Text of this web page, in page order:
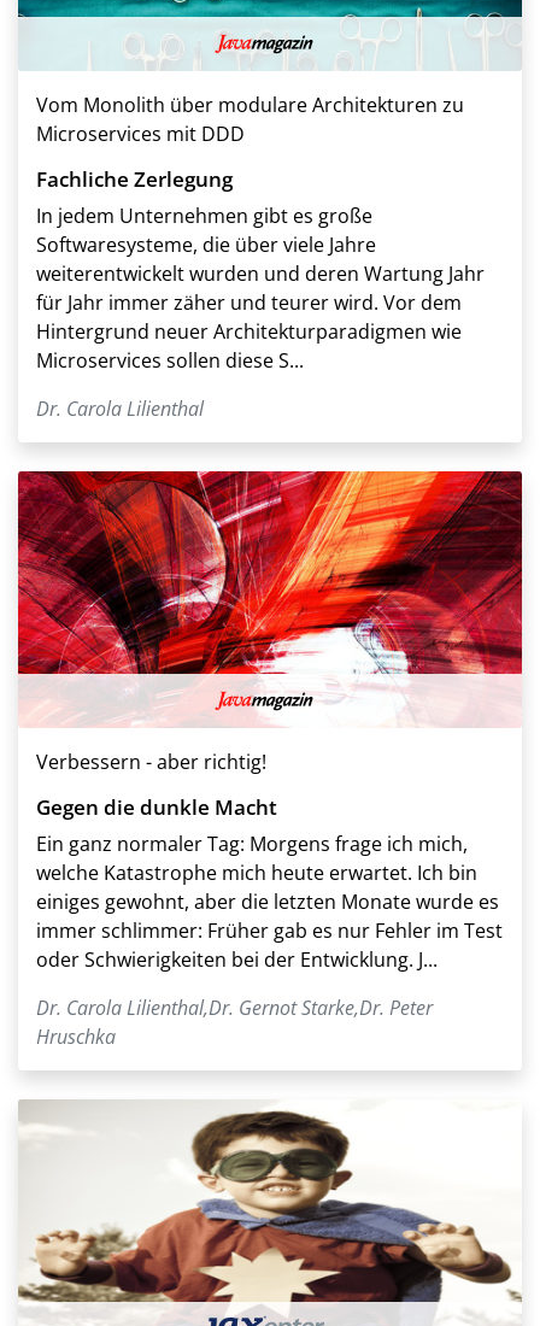
Vom Monolith über modulare Architekturen zu
Microservices mit DDD
Fachliche Zerlegung
In jedem Unternehmen gibt es große
Softwaresysteme, die über viele Jahre
weiterentwickelt wurden und deren Wartung Jahr
für Jahr immer zäher und teurer wird. Vor dem
Hintergrund neuer Architekturparadigmen wie
Microservices sollen diese S...
Dr. Carola Lilienthal
Verbessern - aber richtig!
Gegen die dunkle Macht
Ein ganz normaler Tag: Morgens frage ich mich,
welche Katastrophe mich heute erwartet. Ich bin
einiges gewohnt, aber die letzten Monate wurde es
immer schlimmer: Früher gab es nur Fehler im Test
oder Schwierigkeiten bei der Entwicklung. J...
Dr. Carola Lilienthal,Dr. Gernot Starke,Dr. Peter
Hruschka